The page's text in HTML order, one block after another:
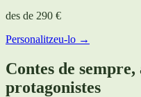
des de 290 €
Personalitzeu-lo →
Contes de
protagonistes